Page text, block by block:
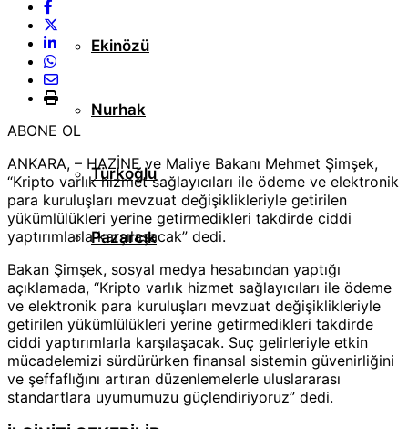
Ekinözü
Nurhak
Türkoğlu
Pazarcık
ABONE OL
ANKARA, – HAZİNE ve Maliye Bakanı Mehmet Şimşek,
“Kripto varlık hizmet sağlayıcıları ile ödeme ve elektronik
para kuruluşları mevzuat değişiklikleriyle getirilen
yükümlülükleri yerine getirmedikleri takdirde ciddi
yaptırımlarla karşılaşacak” dedi.
Bakan Şimşek, sosyal medya hesabından yaptığı
açıklamada, “Kripto varlık hizmet sağlayıcıları ile ödeme
ve elektronik para kuruluşları mevzuat değişiklikleriyle
getirilen yükümlülükleri yerine getirmedikleri takdirde
ciddi yaptırımlarla karşılaşacak. Suç gelirleriyle etkin
mücadelemizi sürdürürken finansal sistemin güvenirliğini
ve şeffaflığını artıran düzenlemelerle uluslararası
standartlara uyumumuzu güçlendiriyoruz” dedi.